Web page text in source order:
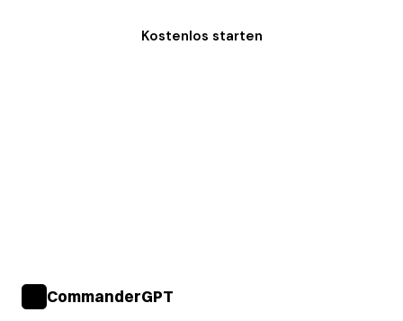
Kostenlos starten
CommanderGPT